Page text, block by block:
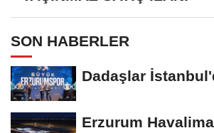
SON HABERLER
Dadaşlar
Erzurum